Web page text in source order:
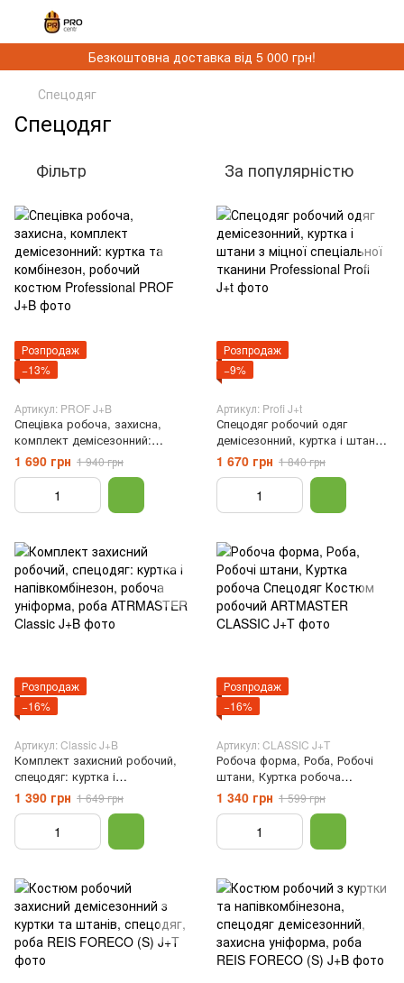
Безкоштовна доставка від 5 000 грн!
Спецодяг
Спецодяг
Фільтр За популярністю
Розпродаж
−13%
Артикул: PROF J+B
Спецівка робоча, захисна,
комплект демісезонний:
куртка та комбінезон,
робочий костюм Professional,
Сірий, 44
1 690 грн 1 940 грн
Розпродаж
−9%
Артикул: Profi J+t
Спецодяг робочий одяг
демісезонний, куртка і штани
з міцної спеціальної тканини
Professional, Сірий, 46
1 670 грн 1 840 грн
Розпродаж
−16%
Артикул: Classic J+B
Комплект захисний робочий,
спецодяг: куртка і
напівкомбінезон, робоча
уніформа, роба ATRMASTER,
Оранжевый, 44
1 390 грн 1 649 грн
Розпродаж
−16%
Артикул: CLASSIC J+T
Робоча форма, Роба, Робочі
штани, Куртка робоча
Спецодяг Костюм робочий
ARTMASTER, Чорний, 44
1 340 грн 1 599 грн